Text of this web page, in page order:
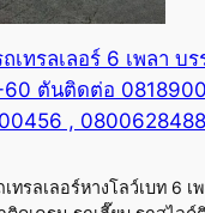
เทรลเลอร์ 6 เพลา บ
ตันติดต่อ
, 0800628488
ทรลเลอร์หางโลว์เบท 6 เ